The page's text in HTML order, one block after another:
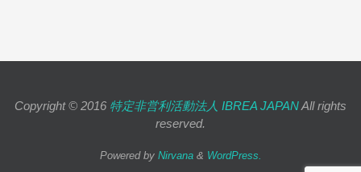
Copyright © 2016 特定非営利活動法人 IBREA JAPANAll rights
reserved.
Powered by Nirvana& WordPress.